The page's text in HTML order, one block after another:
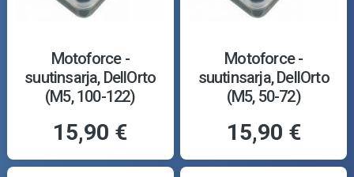
Motoforce -
suutinsarja, DellOrto
(M5, 100-122)
15,90 €
Motoforce -
suutinsarja, DellOrto
(M5, 50-72)
15,90 €